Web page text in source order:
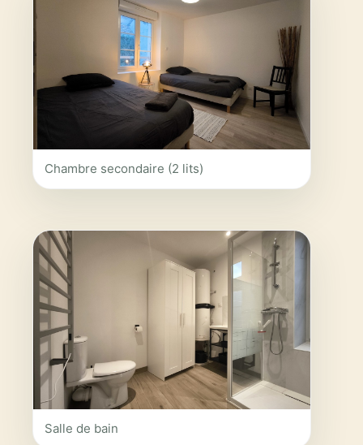
Chambre secondaire (2 lits)
Salle de bain